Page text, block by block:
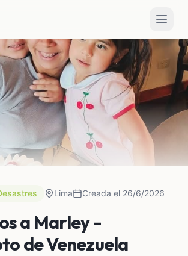
Lima Creada el 26/6/2026
a Marley -
de Venezuela